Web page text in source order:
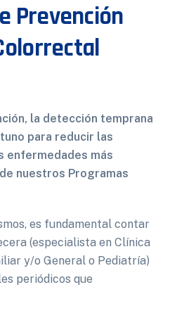
Prevención
la detección temprana
para reducir las
enfermedades más
nuestros Programas
es fundamental contar
(especialista en Clínica
y/o General o Pediatría)
periódicos que